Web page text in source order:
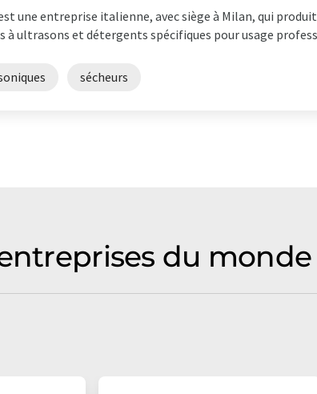
est une entreprise italienne, avec siège à Milan, qui
à ultrasons et détergents spécifiques pour usage
sécheurs
du